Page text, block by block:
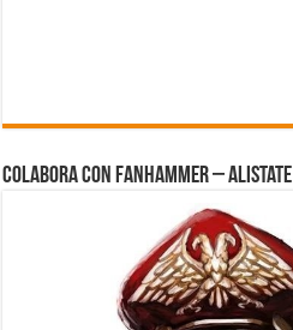
Colabora con FanHammer – Alistate